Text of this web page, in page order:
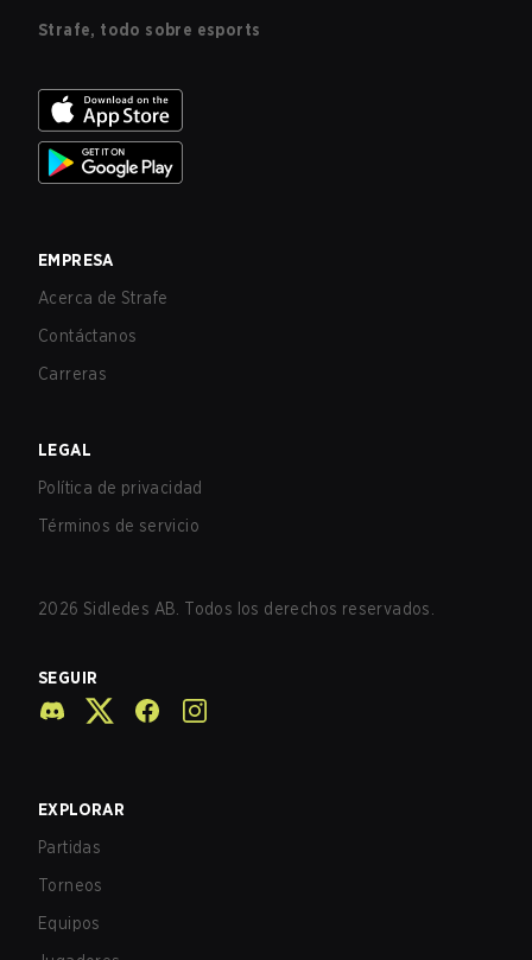
Strafe, todo sobre esports
EMPRESA
Acerca de Strafe
Contáctanos
Carreras
LEGAL
Política de privacidad
Términos de servicio
2026 Sidledes AB. Todos los derechos reservados.
SEGUIR
EXPLORAR
Partidas
Torneos
Equipos